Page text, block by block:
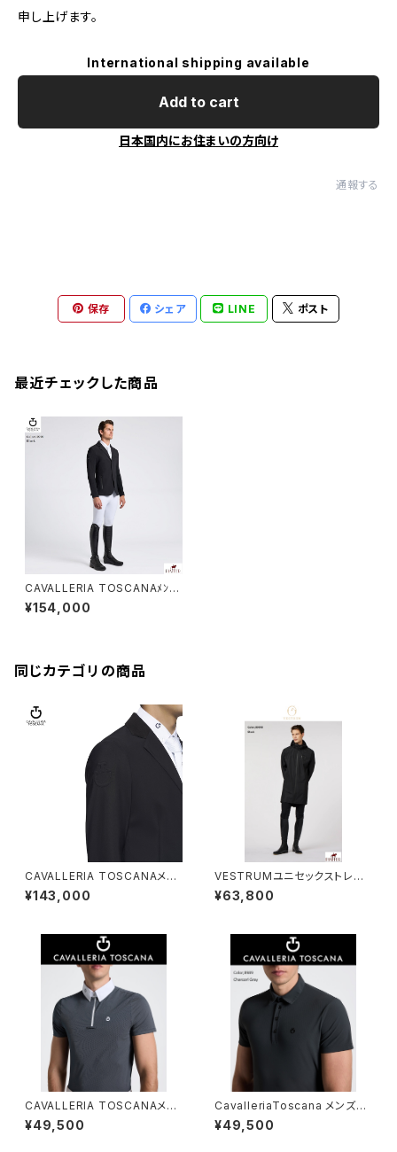
申し上げます。
International shipping available
Add to cart
日本国内にお住まいの方向け
通報する
保存 シェア LINE ポスト
最近チェックした商品
CAVALLERIA TOSCANAﾒﾝｽﾞ
ニットジップジャケットGGU037
JE019
¥154,000
同じカテゴリの商品
CAVALLERIA TOSCANAメン
ズジップジャケットGGU032JE1
15
¥143,000
VESTRUMユニセックストレン
チコートZ312720137
¥63,800
CAVALLERIA TOSCANAメン
¥49,500
CavalleriaToscana メンズト
レーニングポロ POU396JE15
5
¥49,500